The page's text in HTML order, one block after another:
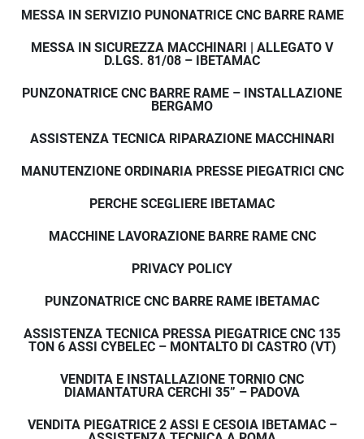
MESSA IN SERVIZIO PUNONATRICE CNC BARRE RAME
MESSA IN SICUREZZA MACCHINARI | ALLEGATO V
D.LGS. 81/08 – IBETAMAC
PUNZONATRICE CNC BARRE RAME – INSTALLAZIONE
BERGAMO
ASSISTENZA TECNICA RIPARAZIONE MACCHINARI
MANUTENZIONE ORDINARIA PRESSE PIEGATRICI CNC
PERCHE SCEGLIERE IBETAMAC
MACCHINE LAVORAZIONE BARRE RAME CNC
PRIVACY POLICY
PUNZONATRICE CNC BARRE RAME IBETAMAC
ASSISTENZA TECNICA PRESSA PIEGATRICE CNC 135
TON 6 ASSI CYBELEC – MONTALTO DI CASTRO (VT)
VENDITA E INSTALLAZIONE TORNIO CNC
DIAMANTATURA CERCHI 35” – PADOVA
VENDITA PIEGATRICE 2 ASSI E CESOIA IBETAMAC –